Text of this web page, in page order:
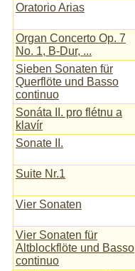
Oratorio Arias
Organ Concerto Op. 7
No. 1, B-Dur, ...
Sieben Sonaten für
Querflöte und Basso
continuo
Sonáta II. pro flétnu a
klavír
Sonate II.
Suite Nr.1
Vier Sonaten
Vier Sonaten für
Altblockflöte und Basso
continuo